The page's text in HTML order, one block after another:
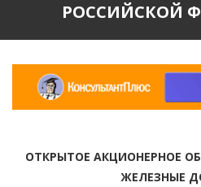
РОССИЙСКОЙ
ОТКРЫТОЕ АКЦИОНЕРНОЕ
ЖЕЛЕЗНЫЕ